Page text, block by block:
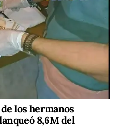
los hermanos
8,6M del